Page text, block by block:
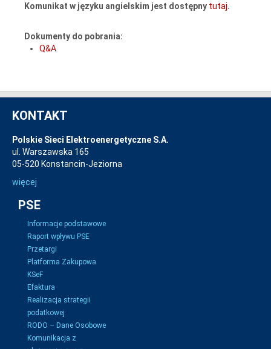
Komunikat w języku angielskim jest dostępny tutaj.
Dokumenty do pobrania:
Q&A
KONTAKT
Polskie Sieci Elektroenergetyczne S.A.
ul. Warszawska 165
05-520 Konstancin-Jeziorna
więcej
PSE
Informacje podstawowe
Raport wpływu PSE
Przetargi
Platforma Zakupowa
KSeF
Efaktura
Realizacja strategii
podatkowej
RODO – Dane Osobowe
Komunikacja z